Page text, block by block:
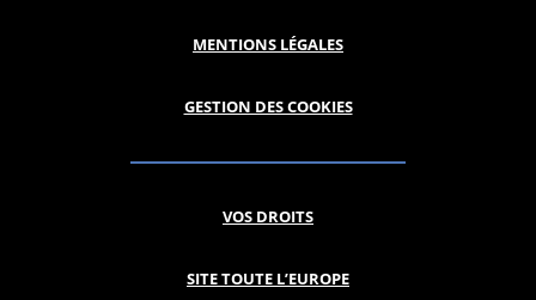
MENTIONS LÉGALES
GESTION DES COOKIES
VOS DROITS
SITE TOUTE L’EUROPE